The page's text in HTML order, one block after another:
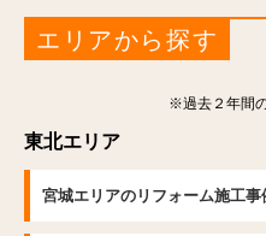
エリアから探す
※過去２年間
東北エリア
宮城エリアのリフォーム施工事